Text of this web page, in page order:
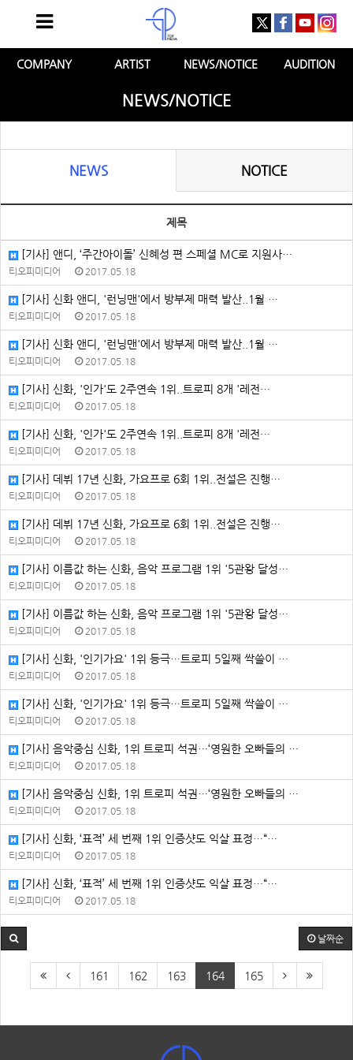
COMPANY ARTIST NEWS/NOTICE AUDITION
NEWS/NOTICE
NEWS NOTICE
제목
[기사] 앤디, ‘주간아이돌’ 신혜성 편 스페셜 MC로 지원사…
티오피미디어 2017.05.18
[기사] 신화 앤디, '런닝맨'에서 방부제 매력 발산..1월 …
티오피미디어 2017.05.18
[기사] 신화 앤디, '런닝맨'에서 방부제 매력 발산..1월 …
티오피미디어 2017.05.18
[기사] 신화, '인가'도 2주연속 1위..트로피 8개 '레전…
티오피미디어 2017.05.18
[기사] 신화, '인가'도 2주연속 1위..트로피 8개 '레전…
티오피미디어 2017.05.18
[기사] 데뷔 17년 신화, 가요프로 6회 1위..전설은 진행…
티오피미디어 2017.05.18
[기사] 데뷔 17년 신화, 가요프로 6회 1위..전설은 진행…
티오피미디어 2017.05.18
[기사] 이름값 하는 신화, 음악 프로그램 1위 '5관왕 달성…
티오피미디어 2017.05.18
[기사] 이름값 하는 신화, 음악 프로그램 1위 '5관왕 달성…
티오피미디어 2017.05.18
[기사] 신화, '인기가요' 1위 등극…트로피 5일째 싹쓸이 …
티오피미디어 2017.05.18
[기사] 신화, '인기가요' 1위 등극…트로피 5일째 싹쓸이 …
티오피미디어 2017.05.18
[기사] 음악중심 신화, 1위 트로피 석권…‘영원한 오빠들의 …
티오피미디어 2017.05.18
[기사] 음악중심 신화, 1위 트로피 석권…‘영원한 오빠들의 …
티오피미디어 2017.05.18
[기사] 신화, ‘표적’ 세 번째 1위 인증샷도 익살 표정…“…
티오피미디어 2017.05.18
[기사] 신화, ‘표적’ 세 번째 1위 인증샷도 익살 표정…“…
티오피미디어 2017.05.18
날짜순
161 162 163 164 165